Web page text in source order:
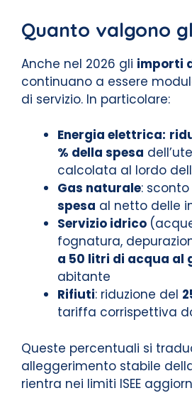
Quanto valgono
Anche nel 2026 gli importi
continuano a essere
di servizio. In particolare:
Energia elettrica:
% della spesa
calcolata al lordo
Gas naturale:
spesa al netto delle
Servizio idrico
fognatura,
a 50 litri di acqua al
abitante
Rifiuti: riduzione del
tariffa corrispettiva
Queste percentuali si
alleggerimento stabile
rientra nei limiti ISEE